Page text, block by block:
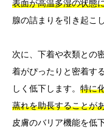
表面が高温多湿の状態
腺の詰まりを引き起こ
次に、下着や衣類との
着がぴったりと密着す
しく低下します。 特に
蒸れを助長することが
皮膚のバリア機能を低